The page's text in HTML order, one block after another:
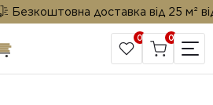
доставка від 25 м² від
САЙТ КОМПАНІЇ
0 0